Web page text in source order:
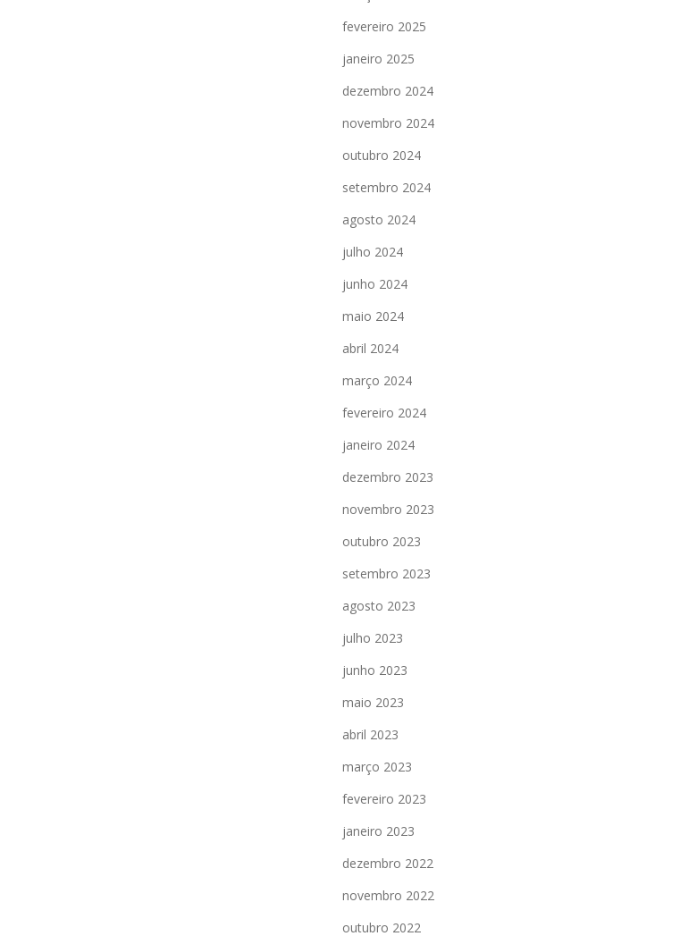
fevereiro 2025
janeiro 2025
dezembro 2024
novembro 2024
outubro 2024
setembro 2024
agosto 2024
julho 2024
junho 2024
maio 2024
abril 2024
março 2024
fevereiro 2024
janeiro 2024
dezembro 2023
novembro 2023
outubro 2023
setembro 2023
agosto 2023
julho 2023
junho 2023
maio 2023
abril 2023
março 2023
fevereiro 2023
janeiro 2023
dezembro 2022
novembro 2022
outubro 2022